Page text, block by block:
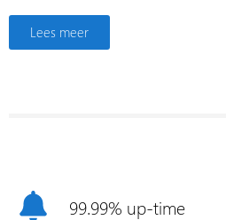
Lees meer
99.99% up-time